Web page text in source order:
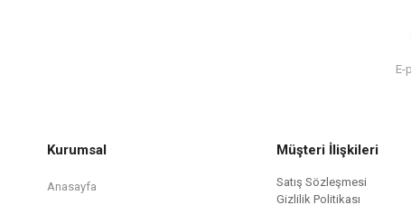
Kurumsal
Anasayfa
Müşteri İlişkileri
Satış Sözleşmesi
Gizlilik Politikası